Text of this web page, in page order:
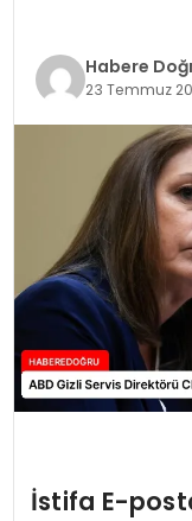
TEKNOLOJİ
EĞİTİM
MAGAZİN
SAĞLIK
YAŞAM
Habere
23 Temmuz
İstifa E-